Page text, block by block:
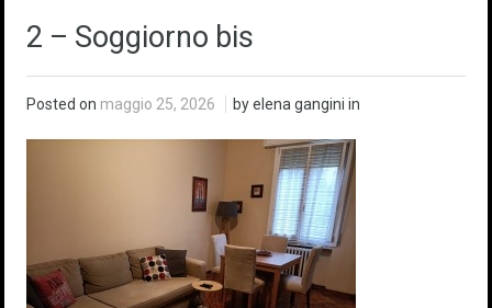
2 – Soggiorno bis
Posted on maggio 25, 2026 by elena gangini in